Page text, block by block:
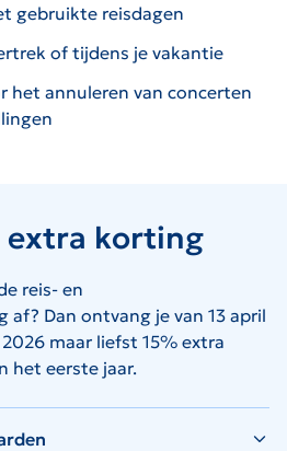
gebruikte reisdagen
of tijdens je vakantie
het annuleren van concerten
extra korting
reis- en
af? Dan ontvang je van 13 april
maar liefst 15% extra
het eerste jaar.